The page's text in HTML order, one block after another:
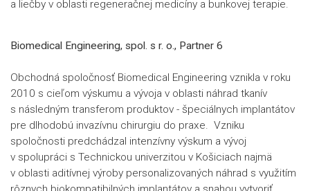
a liečby v oblasti regeneračnej medicíny a bunkovej terapie.
Biomedical Engineering, spol. s r. o., Partner 6
Obchodná spoločnosť Biomedical Engineering vznikla v roku
2010 s cieľom výskumu a vývoja v oblasti náhrad tkanív
s následným transferom produktov - špeciálnych implantátov
pre dlhodobú invazívnu chirurgiu do praxe. Vzniku
spoločnosti predchádzal intenzívny výskum a vývoj
v spolupráci s Technickou univerzitou v Košiciach najmä
v oblasti aditívnej výroby personalizovaných náhrad s využitím